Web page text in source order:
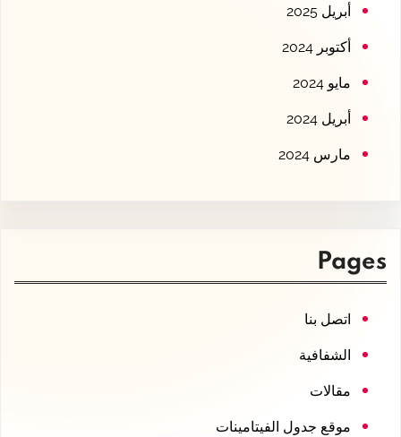
أبريل 2025
أكتوبر 2024
مايو 2024
أبريل 2024
مارس 2024
Pages
اتصل بنا
الشفافية
مقالات
موقع جدول الفيتامينات